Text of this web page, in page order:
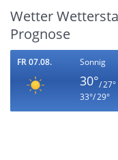
Wetter
Prognose
FR 07.08. Sonnig
30°/ 27°
33°/ 29°